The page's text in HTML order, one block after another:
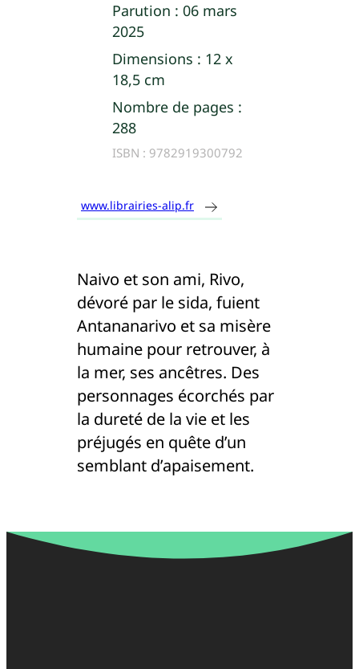
Parution : 06 mars
2025
Dimensions : 12 x
18,5 cm
Nombre de pages :
288
ISBN : 9782919300792
www.librairies-alip.fr
Naivo et son ami, Rivo,
dévoré par le sida, fuient
Antananarivo et sa misère
humaine pour retrouver, à
la mer, ses ancêtres. Des
personnages écorchés par
la dureté de la vie et les
préjugés en quête d’un
semblant d’apaisement.